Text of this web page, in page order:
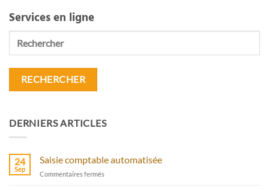
Services en ligne
Rechercher
DERNIERS ARTICLES
24
Sep
Saisie comptable automatisée
Commentaires fermés